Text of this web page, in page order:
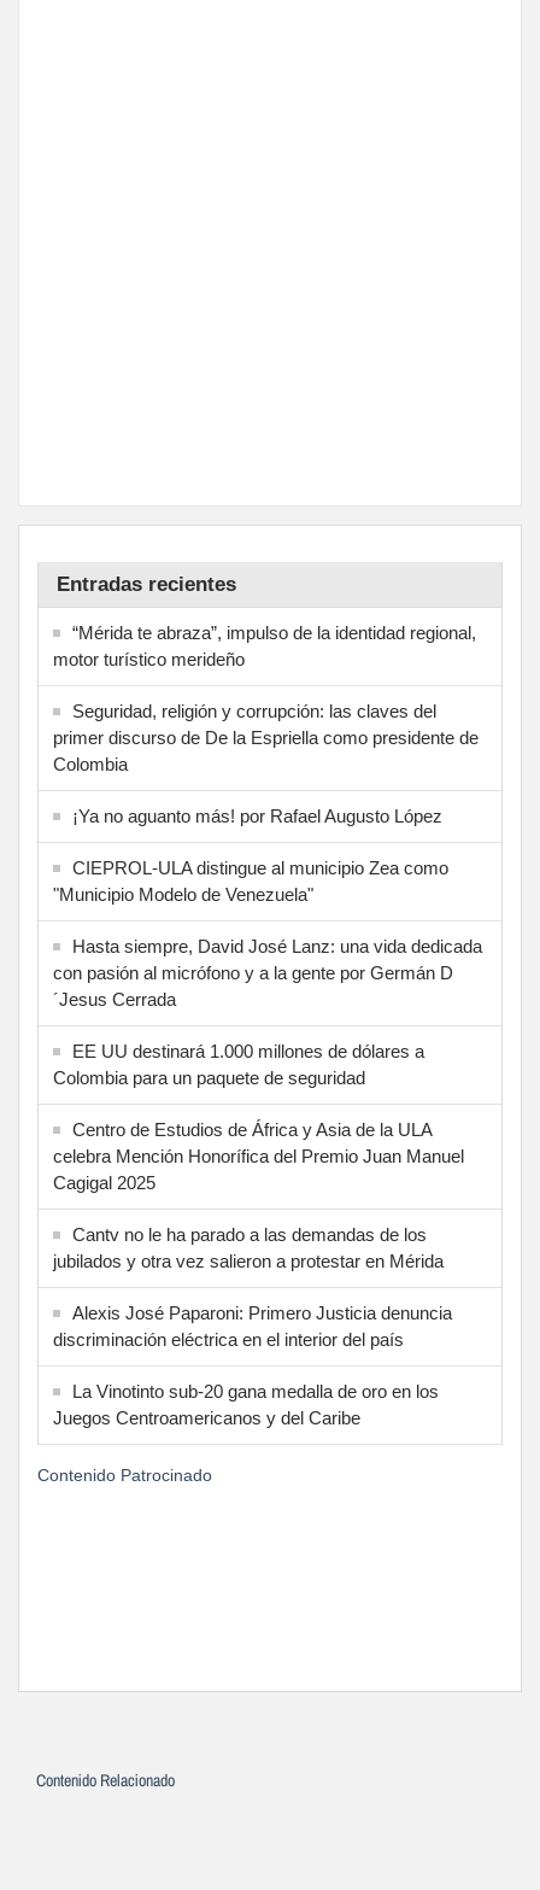
Entradas recientes
“Mérida te abraza”, impulso de la identidad regional,
motor turístico merideño
Seguridad, religión y corrupción: las claves del
primer discurso de De la Espriella como presidente de
Colombia
¡Ya no aguanto más! por Rafael Augusto López
CIEPROL-ULA distingue al municipio Zea como
"Municipio Modelo de Venezuela"
Hasta siempre, David José Lanz: una vida dedicada
con pasión al micrófono y a la gente por Germán D
´Jesus Cerrada
EE UU destinará 1.000 millones de dólares a
Colombia para un paquete de seguridad
Centro de Estudios de África y Asia de la ULA
celebra Mención Honorífica del Premio Juan Manuel
Cagigal 2025
Cantv no le ha parado a las demandas de los
jubilados y otra vez salieron a protestar en Mérida
Alexis José Paparoni: Primero Justicia denuncia
discriminación eléctrica en el interior del país
La Vinotinto sub-20 gana medalla de oro en los
Juegos Centroamericanos y del Caribe
Contenido Patrocinado
Contenido Relacionado